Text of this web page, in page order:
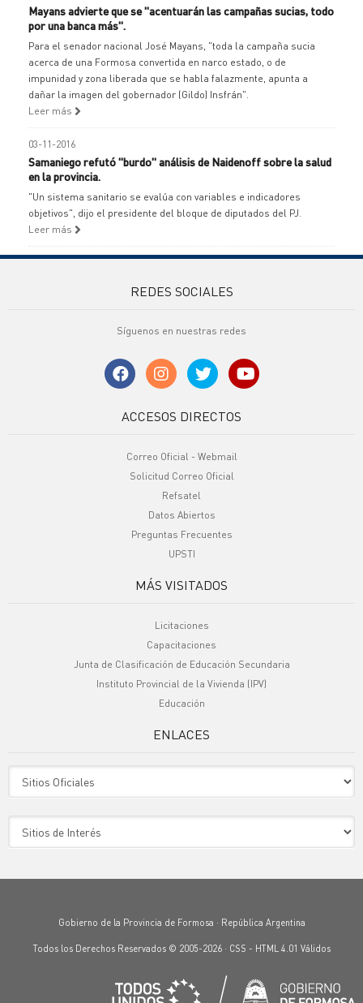
Mayans advierte que se "acentuarán las campañas sucias, todo
por una banca más".
Para el senador nacional José Mayans, "toda la campaña sucia
acerca de una Formosa convertida en narco estado, o de
impunidad y zona liberada que se habla falazmente, apunta a
dañar la imagen del gobernador (Gildo) Insfrán".
Leer más
03-11-2016
Samaniego refutó "burdo" análisis de Naidenoff sobre la salud
en la provincia.
"Un sistema sanitario se evalúa con variables e indicadores
objetivos", dijo el presidente del bloque de diputados del PJ.
Leer más
REDES SOCIALES
Síguenos en nuestras redes
ACCESOS DIRECTOS
Correo Oficial - Webmail
Solicitud Correo Oficial
Refsatel
Datos Abiertos
Preguntas Frecuentes
UPSTI
MÁS VISITADOS
Licitaciones
Capacitaciones
Junta de Clasificación de Educación Secundaria
Instituto Provincial de la Vivienda (IPV)
Educación
ENLACES
Gobierno de la Provincia de Formosa · República Argentina
Todos los Derechos Reservados © 2005-2026 · CSS - HTML 4.01 Válidos